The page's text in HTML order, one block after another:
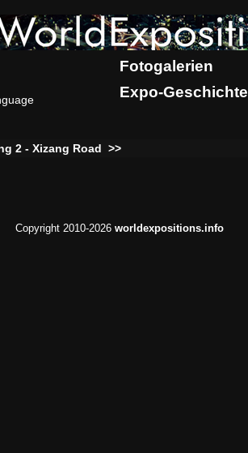
Fotogalerien
Expo-Geschichte
2 - Xizang Road >>
Copyright 2010-2026 worldexpositions.info